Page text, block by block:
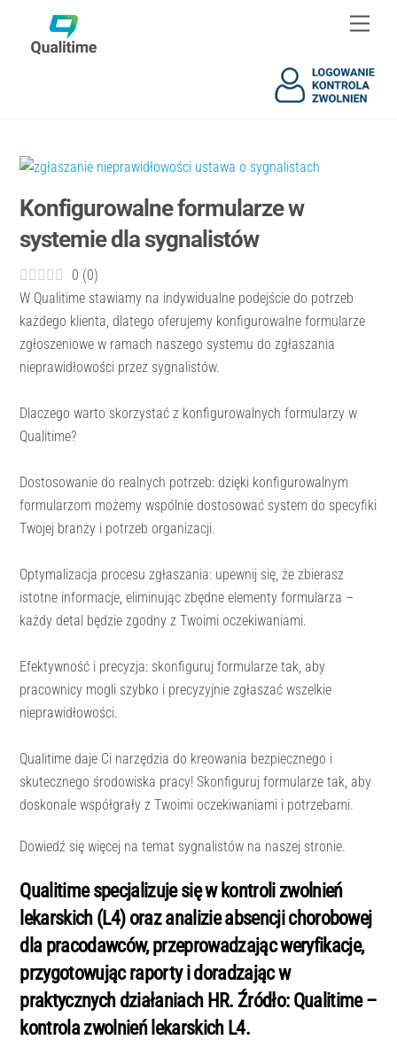
content
content
Konfigurowalne formularze w
systemie dla sygnalistów
0 (0)
W Qualitime stawiamy na indywidualne podejście do potrzeb
każdego klienta, dlatego oferujemy konfigurowalne formularze
zgłoszeniowe w ramach naszego systemu do zgłaszania
nieprawidłowości przez sygnalistów.
Dlaczego warto skorzystać z konfigurowalnych formularzy w
Qualitime?
Dostosowanie do realnych potrzeb: dzięki konfigurowalnym
formularzom możemy wspólnie dostosować system do specyfiki
Twojej branży i potrzeb organizacji.
Optymalizacja procesu zgłaszania: upewnij się, że zbierasz
istotne informacje, eliminując zbędne elementy formularza –
każdy detal będzie zgodny z Twoimi oczekiwaniami.
Efektywność i precyzja: skonfiguruj formularze tak, aby
pracownicy mogli szybko i precyzyjnie zgłaszać wszelkie
nieprawidłowości.
Qualitime daje Ci narzędzia do kreowania bezpiecznego i
skutecznego środowiska pracy! Skonfiguruj formularze tak, aby
doskonale współgrały z Twoimi oczekiwaniami i potrzebami.
Dowiedź się więcej na temat sygnalistów na naszej stronie.
Qualitime specjalizuje się w kontroli zwolnień
lekarskich (L4) oraz analizie absencji chorobowej
dla pracodawców, przeprowadzając weryfikacje,
przygotowując raporty i doradzając w
praktycznych działaniach HR. Źródło: Qualitime –
kontrola zwolnień lekarskich L4.